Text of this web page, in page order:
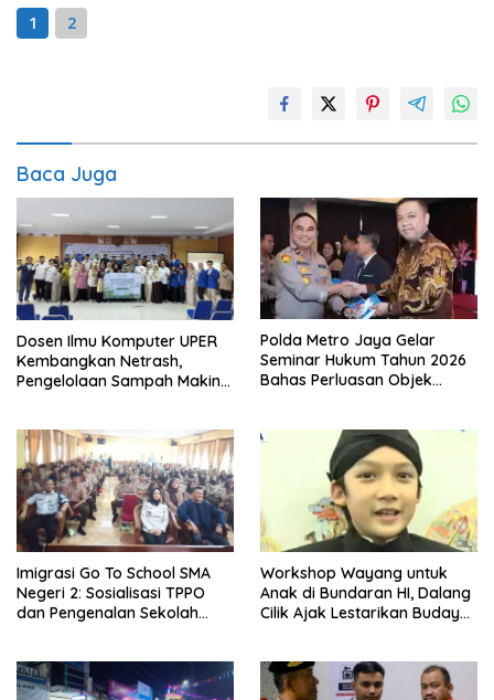
1
2
Baca Juga
Dosen Ilmu Komputer UPER
Kembangkan Netrash,
Pengelolaan Sampah Makin
Polda Metro Jaya Gelar
Seminar Hukum Tahun 2026
Bahas Perluasan Objek
Imigrasi Go To School SMA
Negeri 2: Sosialisasi TPPO
dan Pengenalan Sekolah
Workshop Wayang untuk
Anak di Bundaran HI, Dalang
Cilik Ajak Lestarikan Budaya